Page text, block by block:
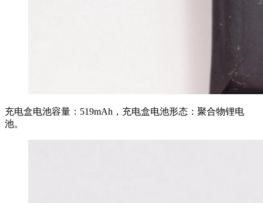
充电盒电池容量：519mAh，充电盒电池形态：聚合物锂电
池。